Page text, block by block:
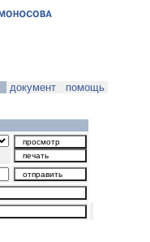
документ помощь